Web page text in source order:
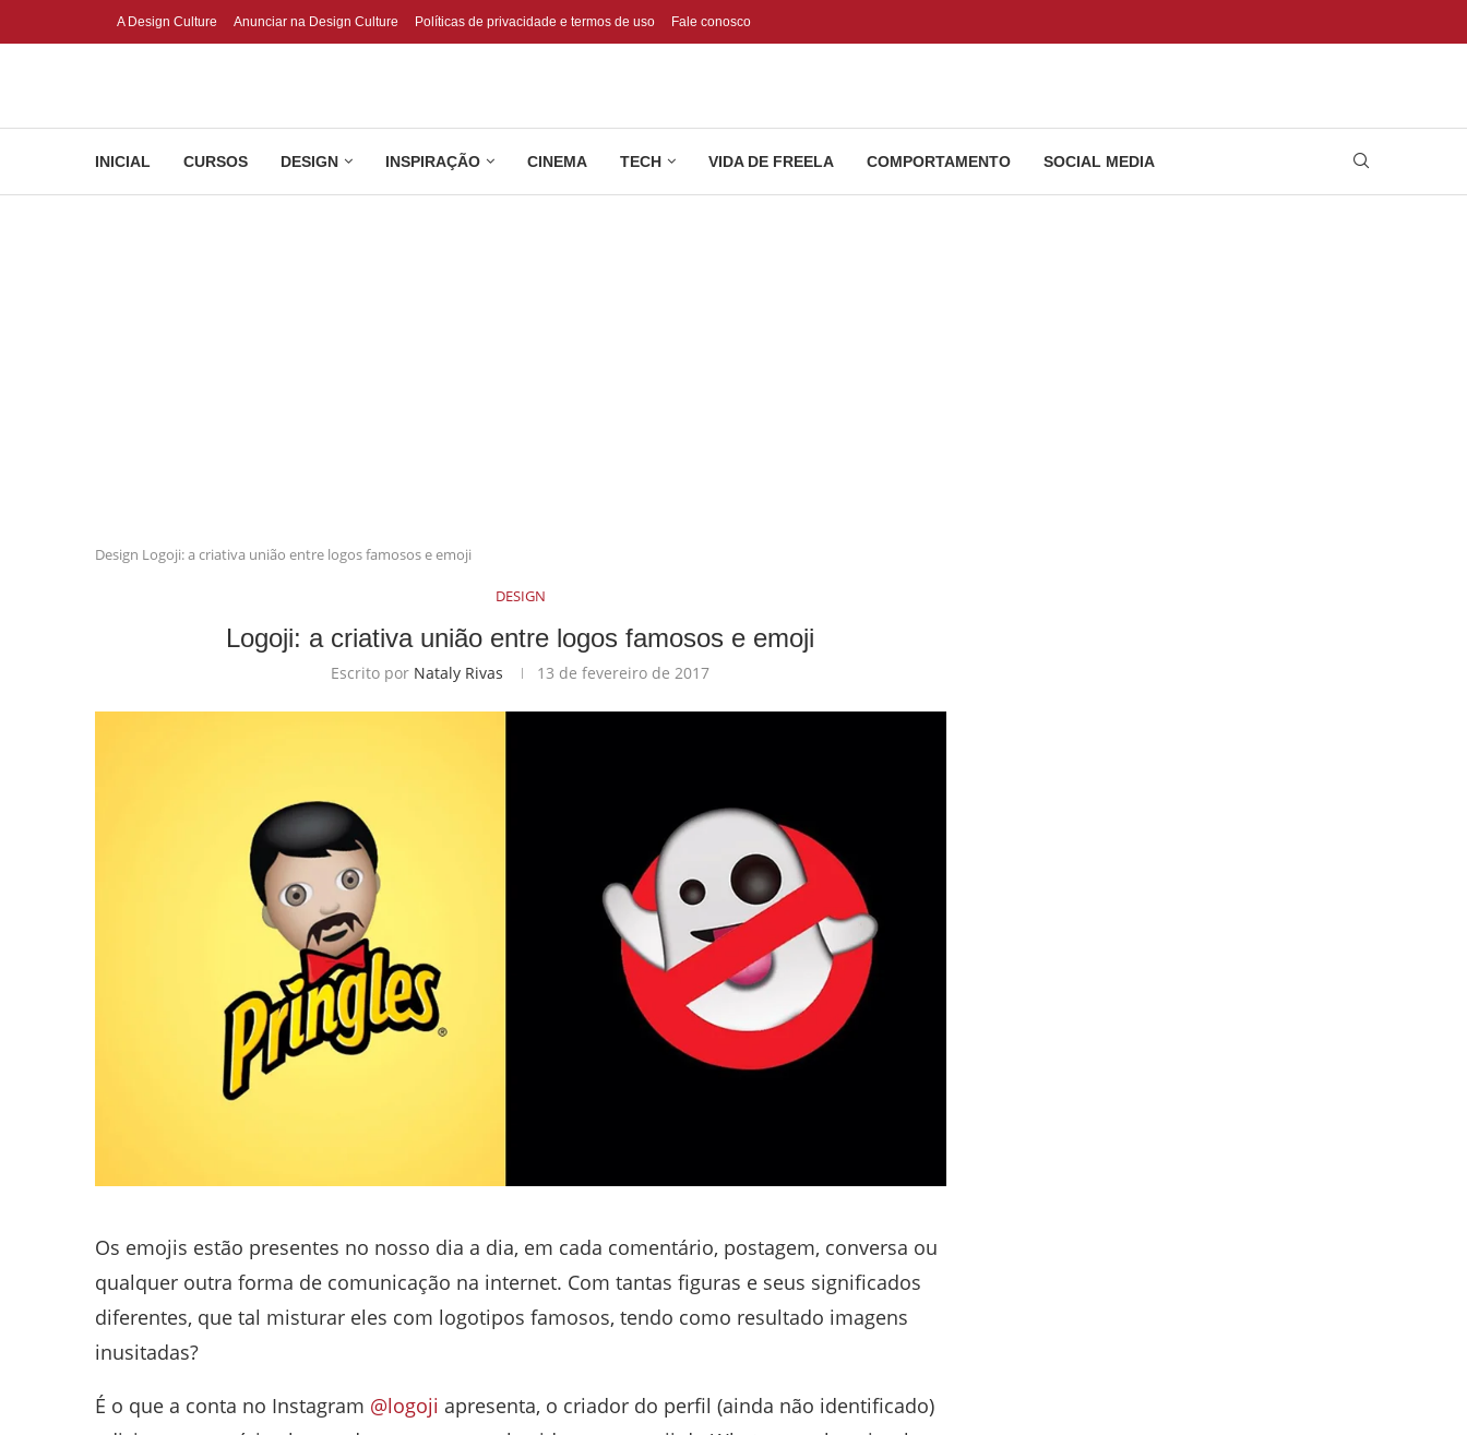
A Design Culture Anunciar na Design Culture Políticas de privacidade e termos de uso Fale conosco
INICIAL CURSOS DESIGN INSPIRAÇÃO CINEMA TECH VIDA DE FREELA COMPORTAMENTO SOCIAL MEDIA
Design Logoji: a criativa união entre logos famosos e emoji
DESIGN
Logoji: a criativa união entre logos famosos e emoji
Escrito por Nataly Rivas 13 de fevereiro de 2017
Os emojis estão presentes no nosso dia a dia, em cada comentário, postagem, conversa ou
qualquer outra forma de comunicação na internet. Com tantas figuras e seus significados
diferentes, que tal misturar eles com logotipos famosos, tendo como resultado imagens
inusitadas?
É o que a conta no Instagram @logoji apresenta, o criador do perfil (ainda não identificado)